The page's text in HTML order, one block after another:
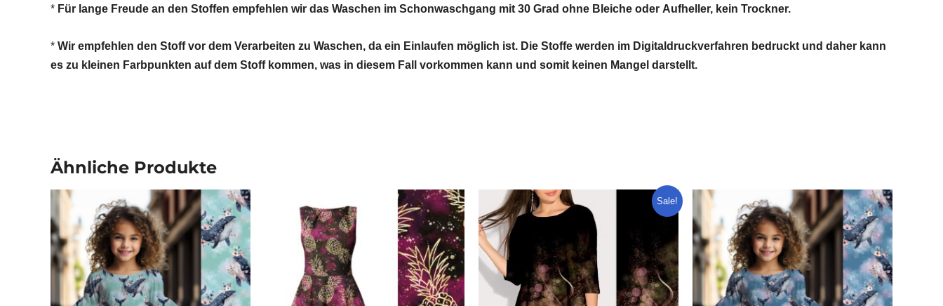
* Für lange Freude an den Stoffen empfehlen wir das Waschen im Schonwaschgang mit 30 Grad ohne Bleiche oder Aufheller, kein Trockner.
*Wir empfehlen den Stoff vor dem Verarbeiten zu Waschen, da ein Einlaufen möglich ist. Die Stoffe werden im Digitaldruckverfahren bedruckt und daher kann
es zu kleinen Farbpunkten auf dem Stoff kommen, was in diesem Fall vorkommen kann und somit keinen Mangel darstellt.
Ähnliche Produkte
Sale!
Ursprünglicher
Preis
war:
Aktueller
Preis
ist: